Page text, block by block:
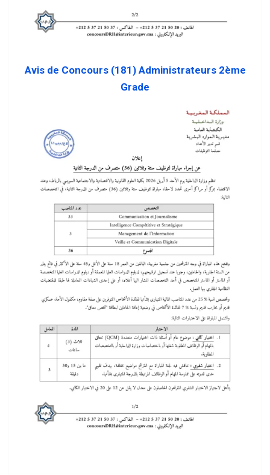
Avis de Concours (181) Administrateurs 2ème
Grade